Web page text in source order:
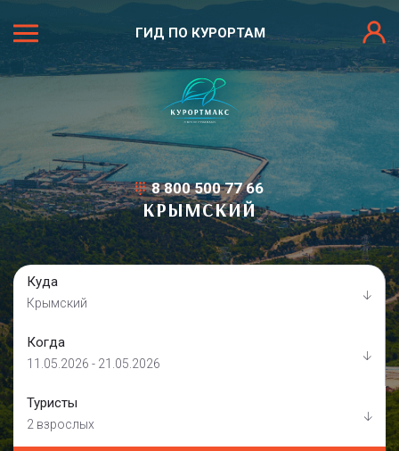
ГИД ПО КУРОРТАМ
8 800 500 77 66
КРЫМСКИЙ
Куда
Крымский
Когда
11.05.2026 - 21.05.2026
Туристы
2 взрослых